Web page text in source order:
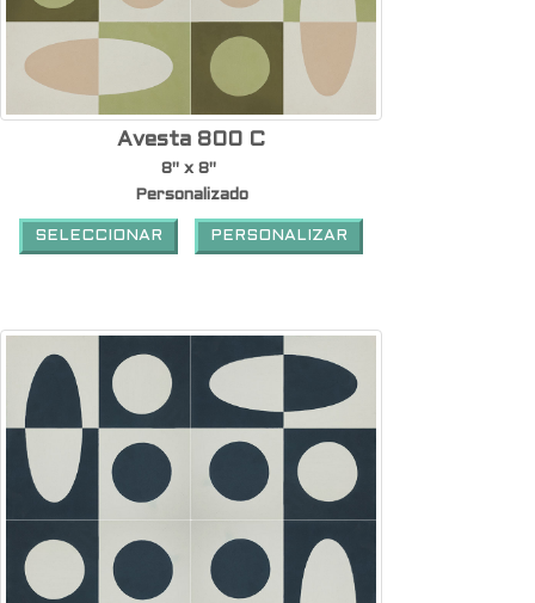
Avesta 800 C
8" x 8"
Personalizado
SELECCIONAR PERSONALIZAR